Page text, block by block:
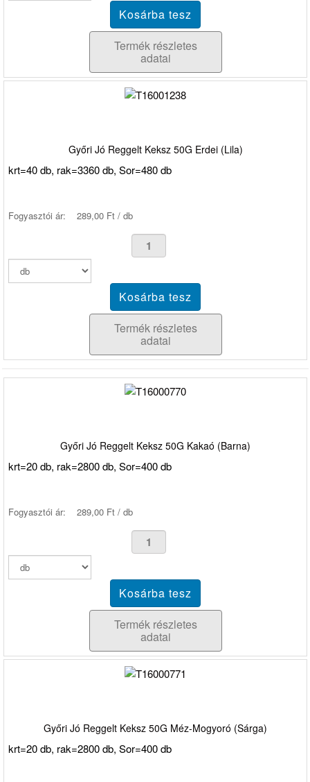
Termék részletes
adatai
Győri Jó Reggelt Keksz 50G Erdei (Lila)
krt=40 db, rak=3360 db, Sor=480 db
Fogyasztói ár: 289,00 Ft / db
Termék részletes
adatai
Győri Jó Reggelt Keksz 50G Kakaó (Barna)
krt=20 db, rak=2800 db, Sor=400 db
Fogyasztói ár: 289,00 Ft / db
Termék részletes
adatai
Győri Jó Reggelt Keksz 50G Méz-Mogyoró (Sárga)
krt=20 db, rak=2800 db, Sor=400 db